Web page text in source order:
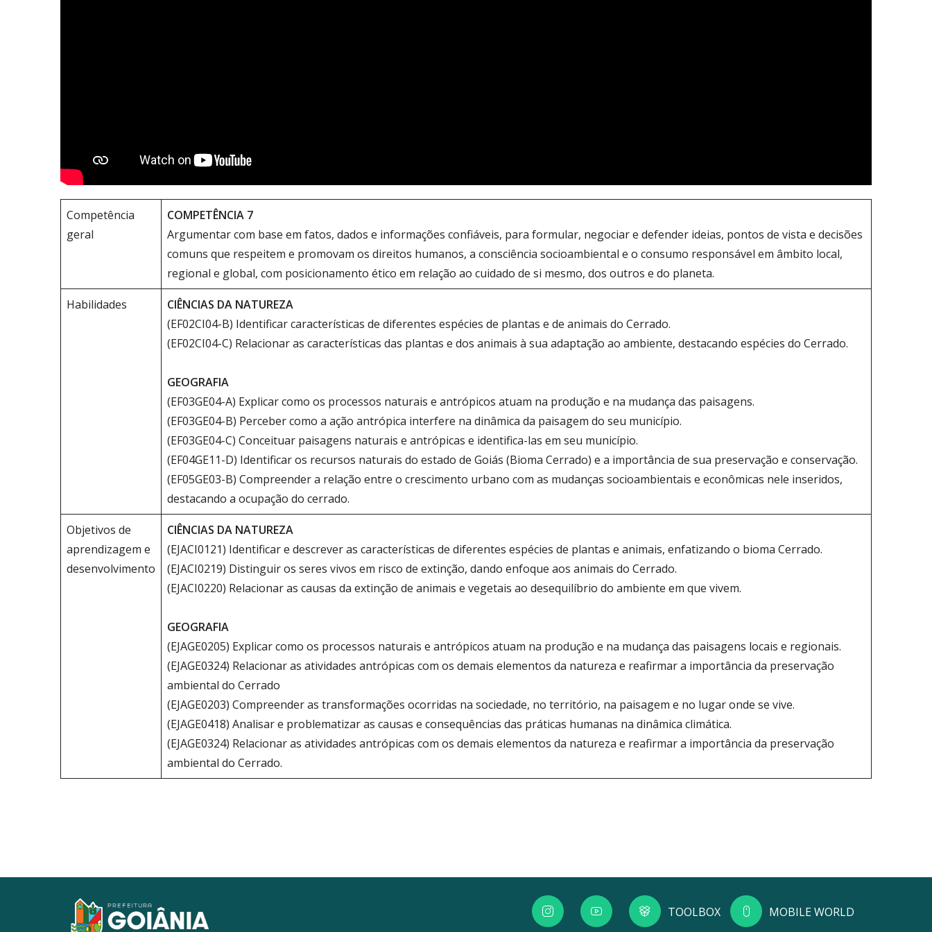
Competência
geral
COMPETÊNCIA 7
Argumentar com base em fatos, dados e informações confiáveis, para formular, negociar e defender ideias, pontos de vista e decisões
comuns que respeitem e promovam os direitos humanos, a consciência socioambiental e o consumo responsável em âmbito local,
regional e global, com posicionamento ético em relação ao cuidado de si mesmo, dos outros e do planeta.
Habilidades
CIÊNCIAS DA NATUREZA
(EF02CI04-B) Identificar características de diferentes espécies de plantas e de animais do Cerrado.
(EF02CI04-C) Relacionar as características das plantas e dos animais à sua adaptação ao ambiente, destacando espécies do Cerrado.
GEOGRAFIA
(EF03GE04-A) Explicar como os processos naturais e antrópicos atuam na produção e na mudança das paisagens.
(EF03GE04-B) Perceber como a ação antrópica interfere na dinâmica da paisagem do seu município.
(EF03GE04-C) Conceituar paisagens naturais e antrópicas e identifica-las em seu município.
(EF04GE11-D) Identificar os recursos naturais do estado de Goiás (Bioma Cerrado) e a importância de sua preservação e conservação.
(EF05GE03-B) Compreender a relação entre o crescimento urbano com as mudanças socioambientais e econômicas nele inseridos,
destacando a ocupação do cerrado.
Objetivos de
aprendizagem e
desenvolvimento
CIÊNCIAS DA NATUREZA
(EJACI0121) Identificar e descrever as características de diferentes espécies de plantas e animais, enfatizando o bioma Cerrado.
(EJACI0219) Distinguir os seres vivos em risco de extinção, dando enfoque aos animais do Cerrado.
(EJACI0220) Relacionar as causas da extinção de animais e vegetais ao desequilíbrio do ambiente em que vivem.
GEOGRAFIA
(EJAGE0205) Explicar como os processos naturais e antrópicos atuam na produção e na mudança das paisagens locais e regionais.
(EJAGE0324) Relacionar as atividades antrópicas com os demais elementos da natureza e reafirmar a importância da preservação
ambiental do Cerrado
(EJAGE0203) Compreender as transformações ocorridas na sociedade, no território, na paisagem e no lugar onde se vive.
(EJAGE0418) Analisar e problematizar as causas e consequências das práticas humanas na dinâmica climática.
(EJAGE0324) Relacionar as atividades antrópicas com os demais elementos da natureza e reafirmar a importância da preservação
ambiental do Cerrado.
TOOLBOX MOBILE WORLD